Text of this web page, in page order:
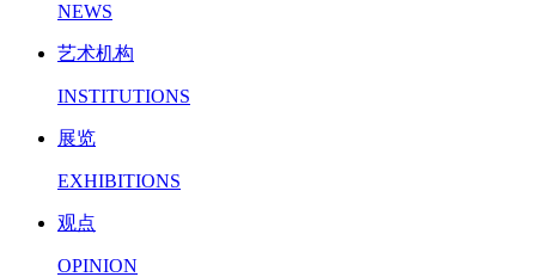
NEWS
艺术机构
INSTITUTIONS
展览
EXHIBITIONS
观点
OPINION